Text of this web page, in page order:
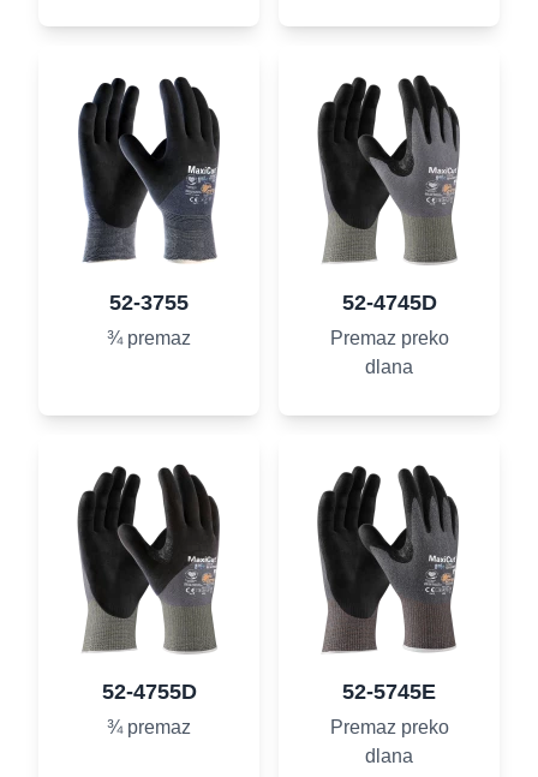
52-3755
¾ premaz
52-4745D
Premaz preko
dlana
52-4755D
¾ premaz
52-5745E
Premaz preko
dlana